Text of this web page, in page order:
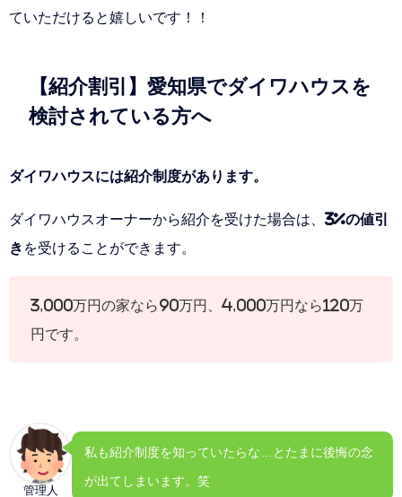
ていただけると嬉しいです！！
【紹介割引】愛知県でダイワハウスを
検討されている方へ
ダイワハウスには紹介制度があります。
ダイワハウスオーナーから紹介を受けた場合は、 3%の値引
き を受けることができます。
3,000万円の家なら90万円、4,000万円なら120万
円です。
管理人
私も紹介制度を知っていたらな…とたまに後悔の念
が出てしまいます。笑